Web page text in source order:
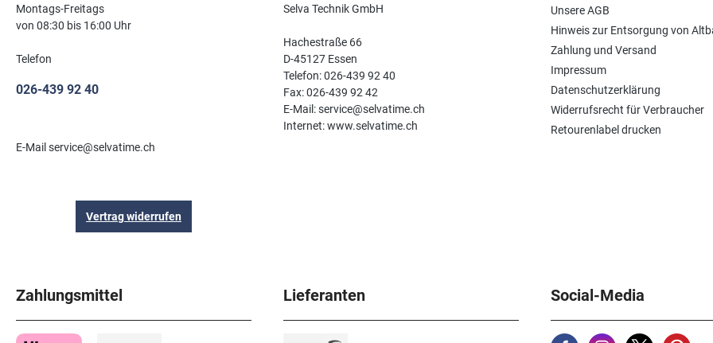
Montags-Freitags
von 08:30 bis 16:00 Uhr
Telefon
026-439 92 40
E-Mail service@selvatime.ch
Vertrag widerrufen
Selva Technik GmbH
Hachestraße 66
D-45127 Essen
Telefon: 026-439 92 40
Fax: 026-439 92 42
E-Mail: service@selvatime.ch
Internet: www.selvatime.ch
Unsere AGB
Hinweis zur Entsorgung von
Zahlung und Versand
Impressum
Datenschutzerklärung
Widerrufsrecht für Verbraucher
Retourenlabel drucken
Zahlungsmittel Lieferanten Social-Media